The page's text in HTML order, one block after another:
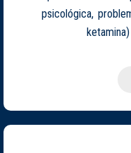
psicológica,